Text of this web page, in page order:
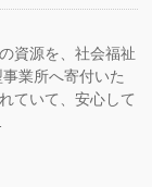
資源を、社会福祉
業所へ寄付いた
ていて、安心して